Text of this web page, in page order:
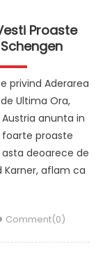
Proaste
privind Aderarea
Ultima Ora,
anunta in
foarte proaste
deoarece de
Karner, aflam ca
Comment(0)